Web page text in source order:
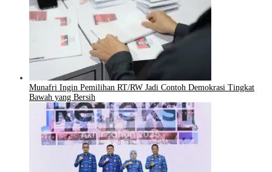
Munafri Ingin Pemilihan RT/RW Jadi Contoh Demokrasi Tingkat
Bawah yang Bersih